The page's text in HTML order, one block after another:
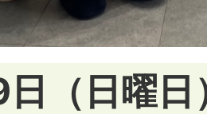
（日曜日